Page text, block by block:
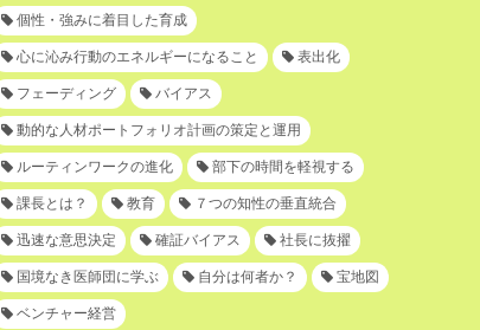
個性・強みに着目した育成
心に沁み行動のエネルギーになること 表出化
フェーディング バイアス
動的な人材ポートフォリオ計画の策定と運用
ルーティンワークの進化 部下の時間を軽視する
課長とは？ 教育 ７つの知性の垂直統合
迅速な意思決定 確証バイアス 社長に抜擢
国境なき医師団に学ぶ 自分は何者か？ 宝地図
ベンチャー経営